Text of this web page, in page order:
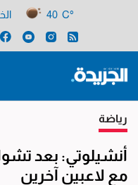
40 C°
رياضة
أنشيلوتي: بعد
مع لاعبين آخرين